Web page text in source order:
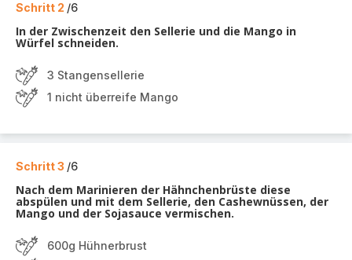
Schritt 2 /6
In der Zwischenzeit den Sellerie und die Mango in
Würfel schneiden.
3 Stangensellerie
1 nicht überreife Mango
Schritt 3 /6
Nach dem Marinieren der Hähnchenbrüste diese
abspülen und mit dem Sellerie, den Cashewnüssen, der
Mango und der Sojasauce vermischen.
600g Hühnerbrust